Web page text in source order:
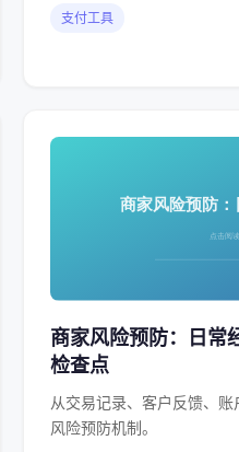
支付工具
商家风险预防：日常
检查点
从交易记录、客户反馈、
风险预防机制。